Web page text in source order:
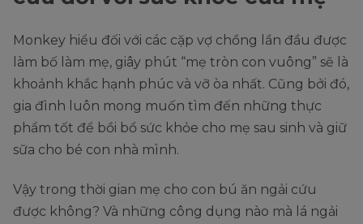
Monkey hiểu đối với các cặp vợ chồng lần đầu được
làm bố làm mẹ, giây phút “mẹ tròn con vuông” sẽ là
khoảnh khắc hạnh phúc và vỡ òa nhất. Cũng bởi đó,
gia đình luôn mong muốn tìm đến những thực
phẩm tốt để bồi bổ sức khỏe cho mẹ sau sinh và giữ
sữa cho bé con nhà mình.
Vậy trong thời gian mẹ cho con bú ăn ngải cứu
được không? Và những công dụng nào mà lá ngải